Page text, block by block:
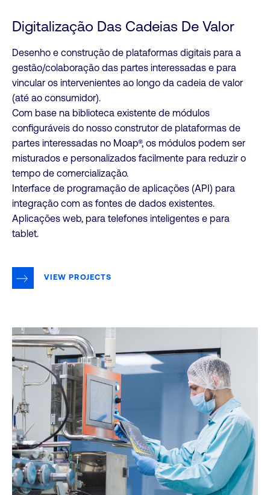
Digitalização Das Cadeias De Valor
Desenho e construção de plataformas digitais para a
gestão/colaboração das partes interessadas e para
vincular os intervenientes ao longo da cadeia de valor
(até ao consumidor).
Com base na biblioteca existente de módulos
configuráveis do nosso construtor de plataformas de
partes interessadas no Moap®, os módulos podem ser
misturados e personalizados facilmente para reduzir o
tempo de comercialização.
Interface de programação de aplicações (API) para
integração com as fontes de dados existentes.
Aplicações web, para telefones inteligentes e para
tablet.
VIEW PROJECTS